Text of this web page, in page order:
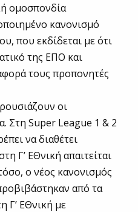
ομοσπονδία
κανονισμό
που εκδίδεται με ότι
της ΕΠΟ και
τους προπονητές
οι
Στη Super League 1 & 2
να διαθέτει
Γ’ ΕΘνική απαιτείται
ο νέος κανονισμός
από τα
Γ’ ΕΘνική με